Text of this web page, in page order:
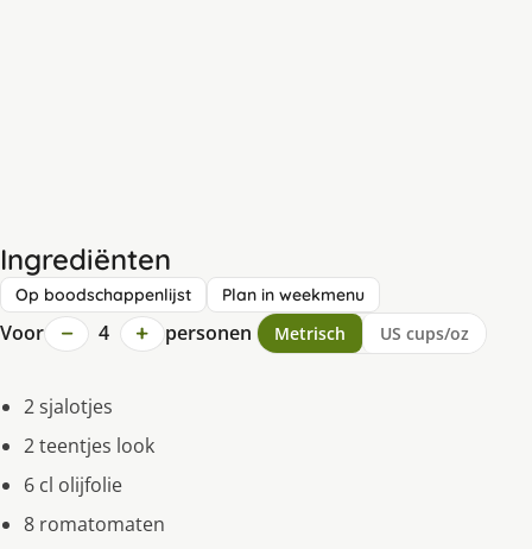
Ingrediënten
Op boodschappenlijst Plan in weekmenu
Voor − 4 + personen Metrisch US cups/oz
2 sjalotjes
2 teentjes look
6 cl olijfolie
8 romatomaten